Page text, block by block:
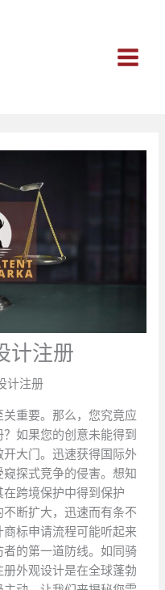
计注册
计注册
重要。那么，您究竟应
如果您的创意未能得到
大门。迅速获得国际外
探式竞争的侵害。想知
跨境保护中得到保护
断扩大，迅速而有条不
标申请流程可能听起来
的第一道防线。如同骑
外观设计是在全球蓬勃